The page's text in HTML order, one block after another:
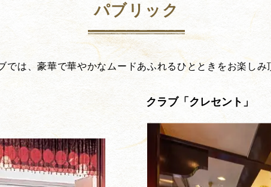
パブリック
では、豪華で華やかなムードあふれるひとときをお楽しみ
クラブ「クレセント」